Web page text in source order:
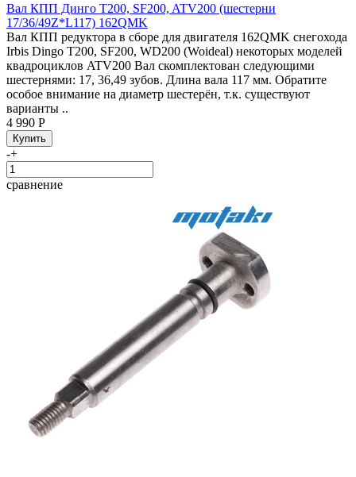
Вал КПП Динго T200, SF200, ATV200 (шестерни
17/36/49Z*L117) 162QMK
Вал КПП редуктора в сборе для двигателя 162QMK снегохода
Irbis Dingo T200, SF200, WD200 (Woideal) некоторых моделей
квадроциклов ATV200 Вал скомплектован следующими
шестернями: 17, 36,49 зубов. Длина вала 117 мм. Обратите
особое внимание на диаметр шестерён, т.к. существуют
варианты ..
4 990 Р
-+
сравнение